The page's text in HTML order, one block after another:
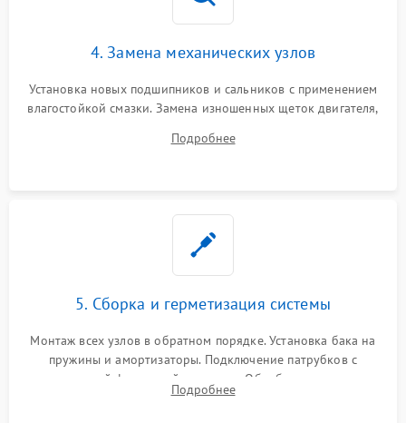
4. Замена механических узлов
Установка новых подшипников и сальников с применением
влагостойкой смазки. Замена изношенных щеток двигателя,
или поврежденной резиновой манжеты.
Подробнее
5. Сборка и герметизация системы
Монтаж всех узлов в обратном порядке. Установка бака на
пружины и амортизаторы. Подключение патрубков с
надежной фиксацией хомутами. Обработка стыков
герметиком для предотвращения возможных протечек воды.
Подробнее